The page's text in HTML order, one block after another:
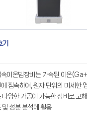
이온빔장비는 가속된 이온
에 집속하여, 원자 단위의 미세한
다양한 가공이 가능한 장비로 고
및 성분 분석에 활용